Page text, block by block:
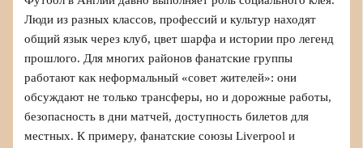
Люди из разных классов, профессий и культур находят
общий язык через клуб, цвет шарфа и истории про легенд
прошлого. Для многих районов фанатские группы
работают как неформальный «совет жителей»: они
обсуждают не только трансферы, но и дорожные работы,
безопасность в дни матчей, доступность билетов для
местных. К примеру, фанатские союзы Liverpool и